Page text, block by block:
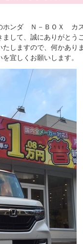
ホンダ Ｎ－ＢＯＸ カ
まして、誠にありがとう
しますので、何かあり
宜しくお願いします。